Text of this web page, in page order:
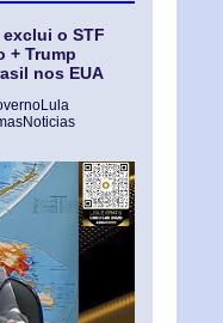
o STF
+ Trump
nos EUA